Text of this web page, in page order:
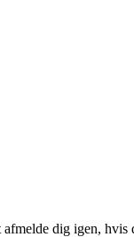
dig igen, hvis